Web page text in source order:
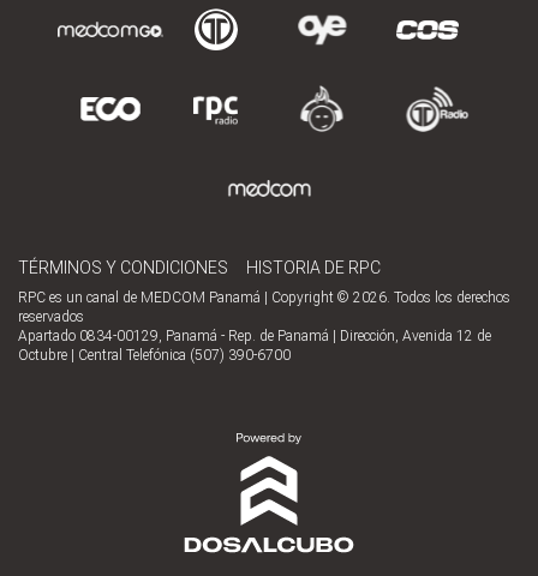
TÉRMINOS Y CONDICIONES HISTORIA DE RPC
RPC es un canal de MEDCOM Panamá | Copyright © 2026. Todos los derechos
reservados
Apartado 0834-00129, Panamá - Rep. de Panamá | Dirección, Avenida 12 de
Octubre | Central Telefónica (507) 390-6700